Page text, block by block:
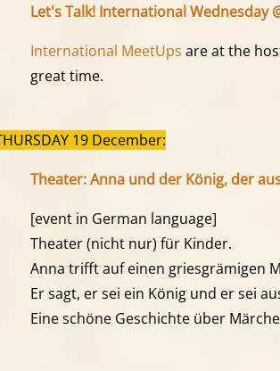
Let's Talk! International Wednesday
International MeetUps are at the
great time.
19 December:
Theater: Anna und der König, der
[event in German language]
Theater (nicht nur) für Kinder.
Anna trifft auf einen griesgrämigen
Er sagt, er sei ein König und er sei
Eine schöne Geschichte über